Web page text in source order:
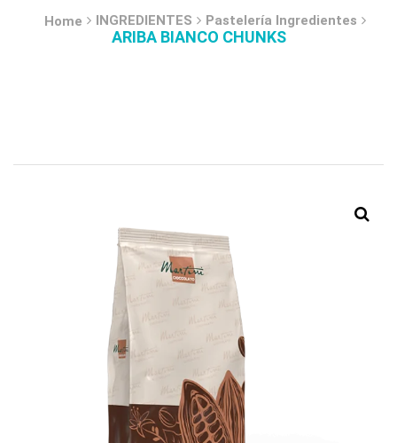
Home INGREDIENTES Pastelería Ingredientes
ARIBA BIANCO CHUNKS